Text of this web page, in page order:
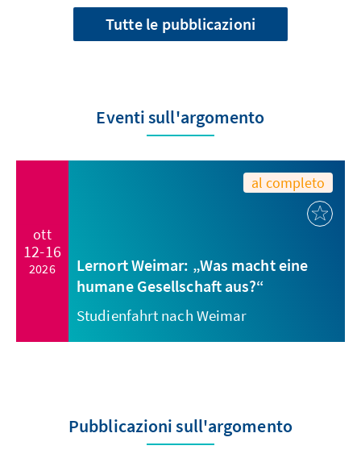
Tutte le pubblicazioni
Eventi sull'argomento
ott
12-16
2026
al completo
Lernort Weimar: „Was macht eine
humane Gesellschaft aus?“
Studienfahrt nach Weimar
Pubblicazioni sull'argomento